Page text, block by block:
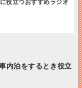
役立つおすすめラジオ
内泊をするとき役立